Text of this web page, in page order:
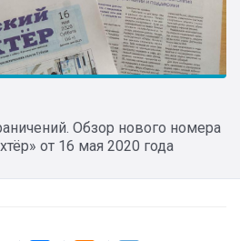
Обзор нового номера
от 16 мая 2020 года